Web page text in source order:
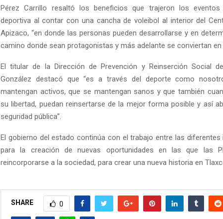
Pérez Carrillo resaltó los beneficios que trajeron los eventos
deportiva al contar con una cancha de voleibol al interior del
Apizaco, “en donde las personas pueden desarrollarse y en
camino donde sean protagonistas y más adelante se conviertan en
El titular de la Dirección de Prevención y Reinserción Social
González destacó que “es a través del deporte como
mantengan activos, que se mantengan sanos y que también
su libertad, puedan reinsertarse de la mejor forma posible y así
seguridad pública”.
El gobierno del estado continúa con el trabajo entre las diferentes
para la creación de nuevas oportunidades en las que las
reincorporarse a la sociedad, para crear una nueva historia en
SHARE 0